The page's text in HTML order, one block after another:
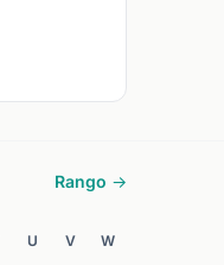
Rango →
U V W